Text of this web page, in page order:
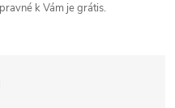
k Vám je grátis.